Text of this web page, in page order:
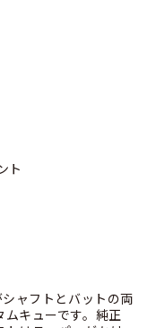
ト
ャフトとバットの両
キューです。純正